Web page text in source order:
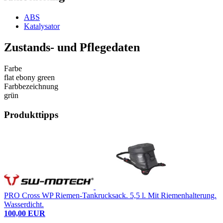
ABS
Katalysator
Zustands- und Pflegedaten
Farbe
flat ebony green
Farbbezeichnung
grün
Produkttipps
PRO Cross WP Riemen-Tankrucksack. 5,5 l. Mit Riemenhalterung.
Wasserdicht.
100,00 EUR